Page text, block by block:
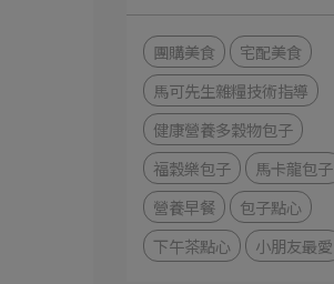
團購美食
宅配美食
馬可先生雜糧技術指導
健康營養多穀物包子
福穀樂包子
馬卡龍包子
營養早餐
包子點心
下午茶點心
小朋友最愛